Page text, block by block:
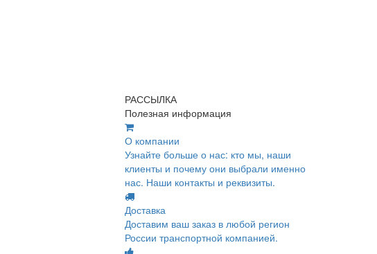
РАССЫЛКА
Полезная информация
О компании
Узнайте больше о нас: кто мы, наши
клиенты и почему они выбрали именно
нас. Наши контакты и реквизиты.
Доставка
Доставим ваш заказ в любой регион
России транспортной компанией.